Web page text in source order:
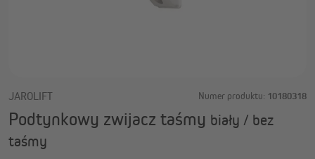
JAROLIFT Numer produktu: 10180318
Podtynkowy zwijacz taśmy biały / bez
taśmy